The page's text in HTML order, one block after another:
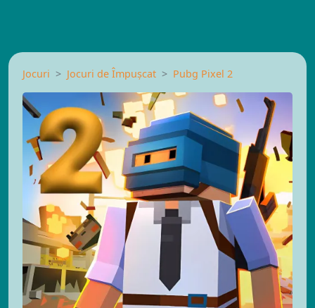
Jocuri Jocuri de Împușcat Pubg Pixel 2